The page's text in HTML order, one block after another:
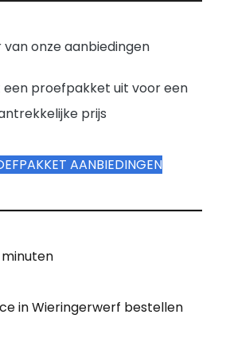
onze aanbiedingen
proefpakket uit voor een
prijs
AANBIEDINGEN
minuten
in Wieringerwerf bestellen